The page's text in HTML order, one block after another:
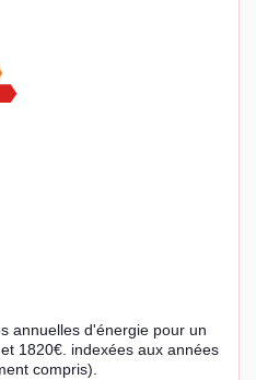
annuelles d'énergie pour un
1820€. indexées aux années
compris).